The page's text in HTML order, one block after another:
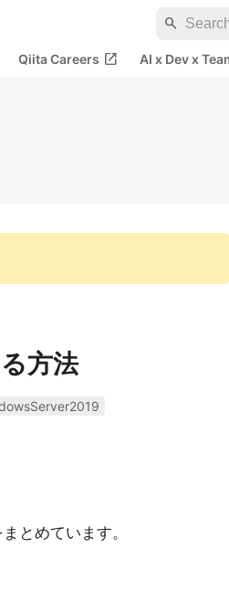
search
Qiita Careers open_in_new AI x Dev x
方法
とめています。